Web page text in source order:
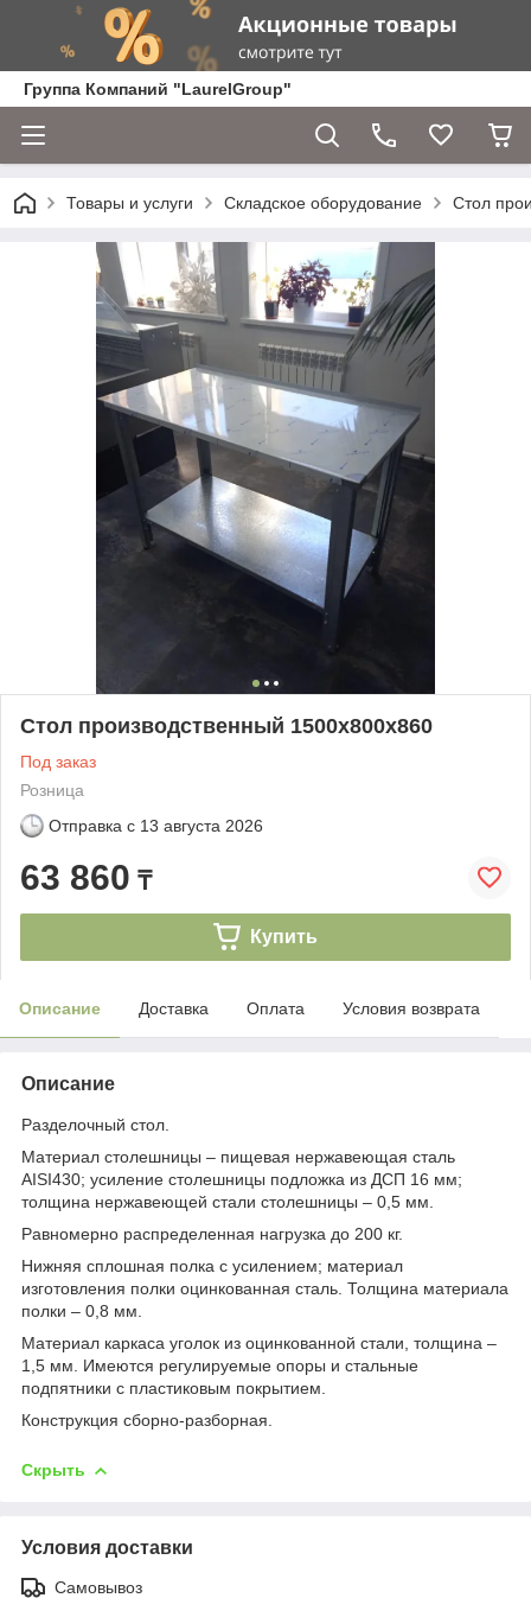
Группа Компаний "LaurelGroup"
Товары и услуги Складское оборудование Стол
Стол производственный 1500х800х860
Под заказ
Розница
Отправка с 13 августа 2026
63 860 ₸
Купить
Описание Доставка Оплата Условия возврата
Описание
Разделочный стол.
Материал столешницы – пищевая нержавеющая сталь
AISI430; усиление столешницы подложка из ДСП 16 мм;
толщина нержавеющей стали столешницы – 0,5 мм.
Равномерно распределенная нагрузка до 200 кг.
Нижняя сплошная полка с усилением; материал
изготовления полки оцинкованная сталь. Толщина материала
полки – 0,8 мм.
Материал каркаса уголок из оцинкованной стали, толщина –
1,5 мм. Имеются регулируемые опоры и стальные
подпятники с пластиковым покрытием.
Конструкция сборно-разборная.
Скрыть
Условия доставки
Самовывоз